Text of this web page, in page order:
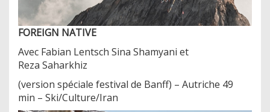
FOREIGN NATIVE
Avec Fabian Lentsch Sina Shamyani et
Reza Saharkhiz
(version spéciale festival de Banff) – Autriche 49
min – Ski/Culture/Iran